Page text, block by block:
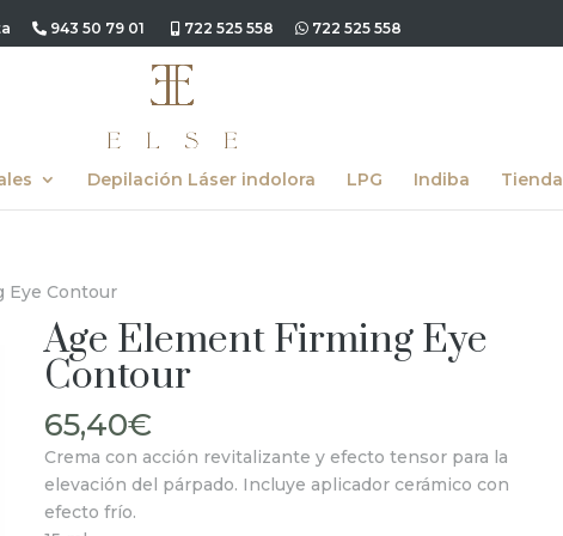
943 50 79 01 722 525 558 722 525 558
Depilación Láser indolora LPG Indiba Tienda
Eye Contour
Age Element Firming Eye
Contour
65,40€
Crema con acción revitalizante y efecto tensor para la
elevación del párpado. Incluye aplicador cerámico con
efecto frío.